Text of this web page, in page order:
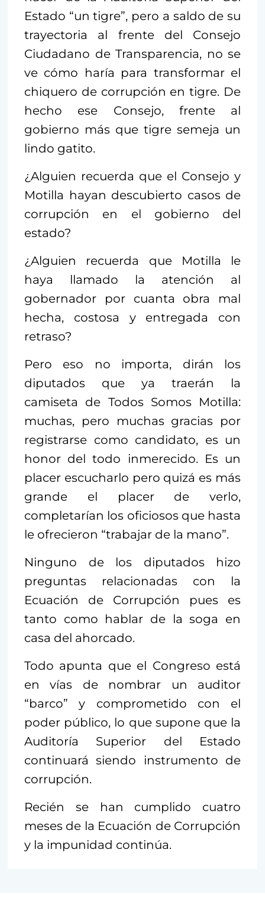
Estado “un tigre”, pero a saldo de su
trayectoria al frente del Consejo
Ciudadano de Transparencia, no se
ve cómo haría para transformar el
chiquero de corrupción en tigre. De
hecho ese Consejo, frente al
gobierno más que tigre semeja un
lindo gatito.
¿Alguien recuerda que el Consejo y
Motilla hayan descubierto casos de
corrupción en el gobierno del
estado?
¿Alguien recuerda que Motilla le
haya llamado la atención al
gobernador por cuanta obra mal
hecha, costosa y entregada con
retraso?
Pero eso no importa, dirán los
diputados que ya traerán la
camiseta de Todos Somos Motilla:
muchas, pero muchas gracias por
registrarse como candidato, es un
honor del todo inmerecido. Es un
placer escucharlo pero quizá es más
grande el placer de verlo,
completarían los oficiosos que hasta
le ofrecieron “trabajar de la mano”.
Ninguno de los diputados hizo
preguntas relacionadas con la
Ecuación de Corrupción pues es
tanto como hablar de la soga en
casa del ahorcado.
Todo apunta que el Congreso está
en vías de nombrar un auditor
“barco” y comprometido con el
poder público, lo que supone que la
Auditoría Superior del Estado
continuará siendo instrumento de
corrupción.
Recién se han cumplido cuatro
meses de la Ecuación de Corrupción
y la impunidad continúa.